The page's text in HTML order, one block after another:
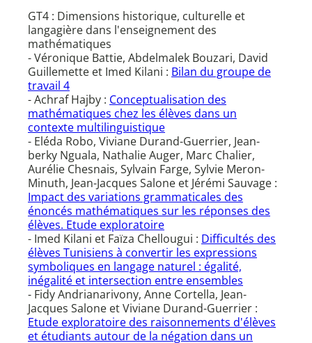
GT4 : Dimensions historique, culturelle et
langagière dans l'enseignement des
mathématiques
- Véronique Battie, Abdelmalek Bouzari, David
Guillemette et Imed Kilani : Bilan du groupe de
travail 4
- Achraf Hajby : Conceptualisation des
mathématiques chez les élèves dans un
contexte multilinguistique
- Eléda Robo, Viviane Durand-Guerrier, Jean-
berky Nguala, Nathalie Auger, Marc Chalier,
Aurélie Chesnais, Sylvain Farge, Sylvie Meron-
Minuth, Jean-Jacques Salone et Jérémi Sauvage :
Impact des variations grammaticales des
énoncés mathématiques sur les réponses des
élèves. Etude exploratoire
- Imed Kilani et Faïza Chellougui : Difficultés des
élèves Tunisiens à convertir les expressions
symboliques en langage naturel : égalité,
inégalité et intersection entre ensembles
- Fidy Andrianarivony, Anne Cortella, Jean-
Jacques Salone et Viviane Durand-Guerrier :
Etude exploratoire des raisonnements d'élèves
et étudiants autour de la négation dans un